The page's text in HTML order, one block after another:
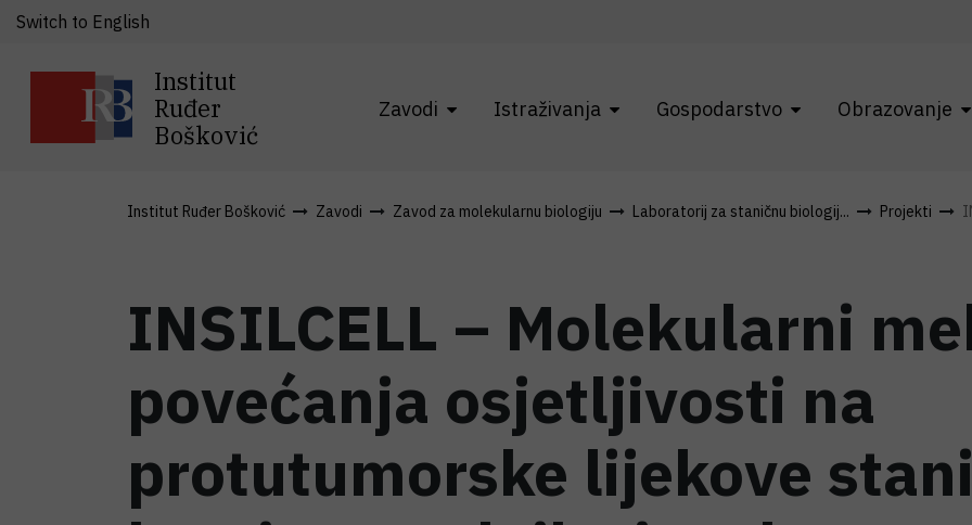
Institut
Ruđer
Bošković
Zavodi Istraživanja Gospodarstvo Obrazovanje
Switch to English
Institut Ruđer Bošković Zavodi Zavod za molekularnu biologiju Laboratorij za staničnu biologij... Projekti
INSILCELL – Molekularni
povećanja osjetljivosti na
protutumorske lijekove